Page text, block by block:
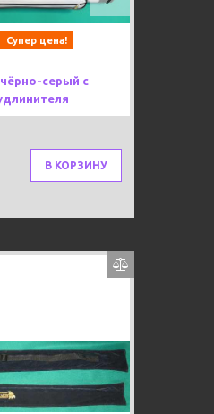
Супер цена!
серый с
В КОРЗИНУ